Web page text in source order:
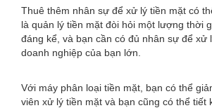
Thuê thêm nhân sự để xử lý tiền mặt có
là quản lý tiền mặt đòi hỏi một lượng thời
đáng kể, và bạn cần có đủ nhân sự để xử
doanh nghiệp của bạn lớn.
Với máy phân loại tiền mặt, bạn có thể
viên xử lý tiền mặt và bạn cũng có thể tiết